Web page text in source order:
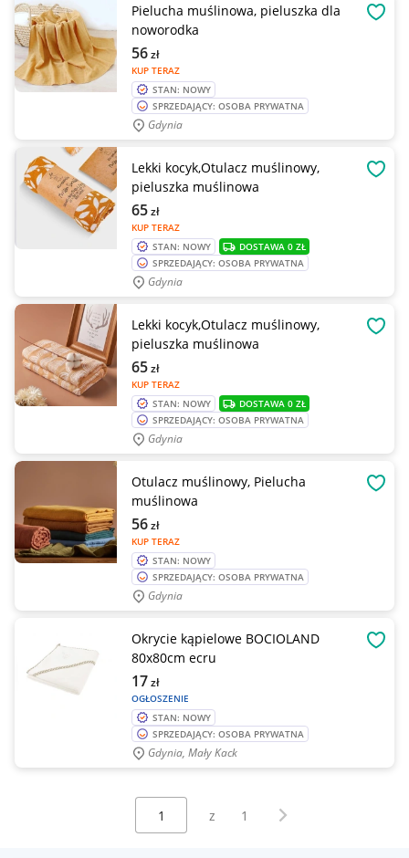
Pielucha muślinowa, pieluszka dla
noworodka
KUP TERAZ
56zł
STAN: NOWY
SPRZEDAJĄCY: OSOBA PRYWATNA
Gdynia
Lekki kocyk,Otulacz muślinowy,
pieluszka muślinowa
KUP TERAZ
65zł
STAN: NOWY
DOSTAWA 0 ZŁ
SPRZEDAJĄCY: OSOBA PRYWATNA
Gdynia
Lekki kocyk,Otulacz muślinowy,
pieluszka muślinowa
KUP TERAZ
65zł
STAN: NOWY
DOSTAWA 0 ZŁ
SPRZEDAJĄCY: OSOBA PRYWATNA
Gdynia
Otulacz muślinowy, Pielucha
muślinowa
KUP TERAZ
56zł
STAN: NOWY
SPRZEDAJĄCY: OSOBA PRYWATNA
Gdynia
Okrycie kąpielowe BOCIOLAND
80x80cm ecru
OGŁOSZENIE
17zł
STAN: NOWY
SPRZEDAJĄCY: OSOBA PRYWATNA
Gdynia, Mały Kack
Wybierz stronę:
z 1 Następna strona